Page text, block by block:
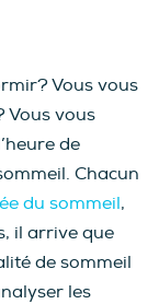
Vous vous
Vous vous
de
Chacun
du sommeil,
il arrive que
de sommeil
les